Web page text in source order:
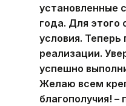
установленные
года. Для этого
условия. Теперь
реализации.
успешно
Желаю всем
благополучия!